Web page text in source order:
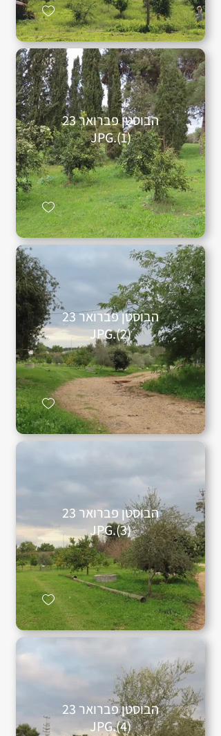
הבוסטן פברואר 23
(1).JPG
הבוסטן פברואר 23
(2).JPG
הבוסטן פברואר 23
(3).JPG
הבוסטן פברואר 23
(4).JPG